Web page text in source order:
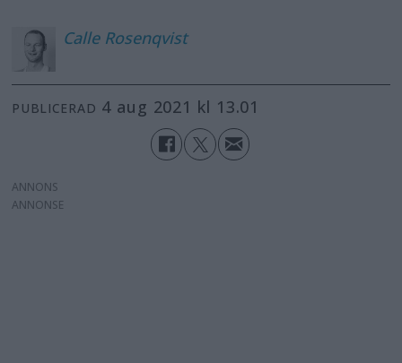
Calle Rosenqvist
PUBLICERAD 4 aug 2021 kl 13.01
ANNONS